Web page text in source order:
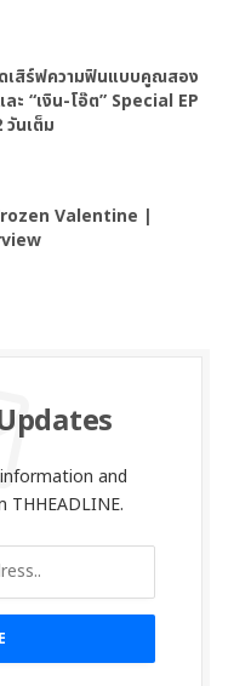
ดเสิร์ฟความฟินแบบคูณสอง
ะ “เงิน-โอ๊ต” Special EP
วันเต็ม
Valentine |
and